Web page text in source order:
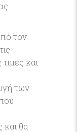
τον
και
των
και θα